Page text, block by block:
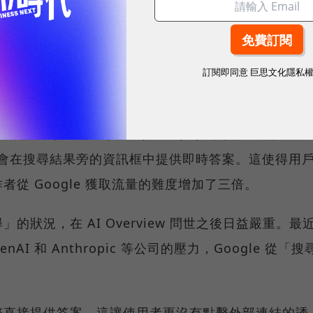
場潛能的創新實踐！立即報名100 MVP，挑戰雙獎肯
始在搜尋結果頁面（SERP）頂端顯示「知識面
搜尋結果旁的資訊框中提供即時答案。這使得用戶
從 Google 獲取流量的難度增加了三倍。
的狀況，在 AI Overview 問世之後日益嚴重。最
和 Anthropic 等公司的壓力，Google 從「搜
訂閱即同意 巨思文化隱私